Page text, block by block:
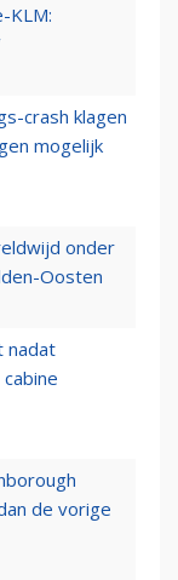
KLM:
crash klagen
mogelijk
onder
Oosten
nadat
de vorige